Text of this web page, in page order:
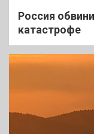
Россия
катастрофе